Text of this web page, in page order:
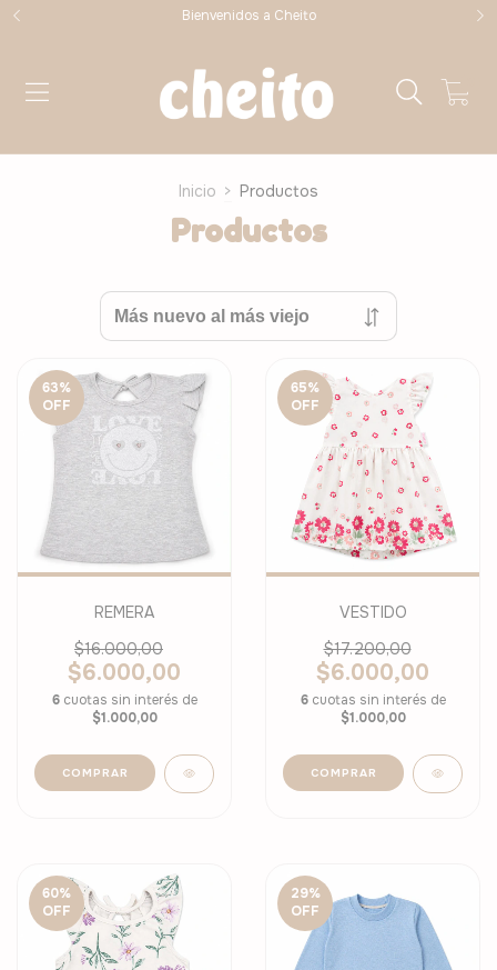
Bienvenidos a Cheito
Inicio > Productos
Productos
63%
OFF
REMERA
$16.000,00
$6.000,00
6 cuotas sin interés de
$1.000,00
COMPRAR
65%
OFF
VESTIDO
$17.200,00
$6.000,00
6 cuotas sin interés de
$1.000,00
COMPRAR
60%
OFF
29%
OFF